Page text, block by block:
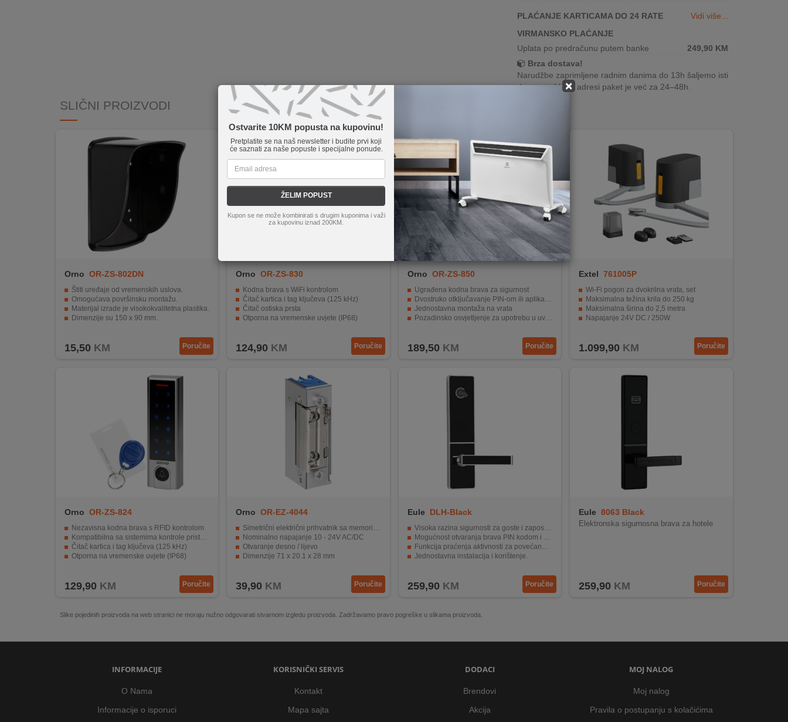
×
Ostvarite 10KM popusta na kupovinu!
Pretplatite se na naš newsletter i budite prvi koji
će saznati za naše popuste i specijalne ponude.
ŽELIM POPUST
Kupon se ne može kombinirati s drugim kuponima i važi
za kupovinu iznad 200KM.
PLAĆANJE KARTICAMA DO 24 RATE
Vidi više...
VIRMANSKO PLAĆANJE
Uplata po predračunu putem banke
249,90 KM
Brza dostava!
Narudžbe zaprimljene radnim danima do 13h šaljemo isti
dan, a na Vašoj adresi paket je već za 24–48h.
SLIČNI PROIZVODI
Orno OR-ZS-802DN
Štiti uređaje od vremenskih uslova.
Omogućava površinsku montažu.
Materijal izrade je visokokvalitetna plastika.
Dimenzije su 150 x 90 mm.
15,50 KM Poručite
Orno OR-ZS-830
Kodna brava s WiFi kontrolom
Čitač kartica i tag ključeva (125 kHz)
Čitač ostiska prsta
Otporna na vremenske uvjete (IP68)
124,90 KM Poručite
Orno OR-ZS-850
Ugrađena kodna brava za sigurnost
Dvostruko otključavanje PIN-om ili aplikacijom
Jednostavna montaža na vrata
Pozadinsko osvjetljenje za upotrebu u uvjetima slabije rasvjete
189,50 KM Poručite
Extel 761005P
Wi-Fi pogon za dvokrilna vrata, set
Maksimalna težina krila do 250 kg
Maksimalna širina do 2,5 metra
Napajanje 24V DC / 250W
1.099,90 KM Poručite
Orno OR-ZS-824
Nezavisna kodna brava s RFID kontrolom
Kompatibilna sa sistemima kontrole pristupa
Čitač kartica i tag ključeva (125 kHz)
Otporna na vremenske uvjete (IP68)
129,90 KM Poručite
Orno OR-EZ-4044
Simetrični električni prihvatnik sa memorijom
Nominalno napajanje 10 - 24V AC/DC
Otvaranje desno / lijevo
Dimenzije 71 x 20.1 x 28 mm
39,90 KM Poručite
Eule DLH-Black
Visoka razina sigurnosti za goste i zaposlene.
Mogućnost otvaranja brava PIN kodom i posebnim ključevima.
Funkcija praćenja aktivnosti za povećanu sigurnost.
Jednostavna instalacija i korištenje.
259,90 KM Poručite
Eule 8063 Black
Elektronska sigurnosna brava za hotele
259,90 KM Poručite
Slike pojedinih proizvoda na web stranici ne moraju nužno odgovarati stvarnom izgledu proizvoda. Zadržavamo pravo pogreške u slikama proizvoda.
INFORMACIJE
O Nama
Informacije o isporuci
KORISNIČKI SERVIS
Kontakt
Mapa sajta
DODACI
Brendovi
Akcija
MOJ NALOG
Moj nalog
Pravila o postupanju s kolačićima